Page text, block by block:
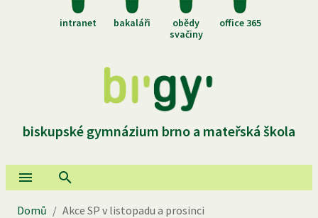
intranet bakaláři
obědy
svačiny
office 365
biskupské gymnázium brno a mateřská škola
Domů / Akce SP v listopadu a prosinci